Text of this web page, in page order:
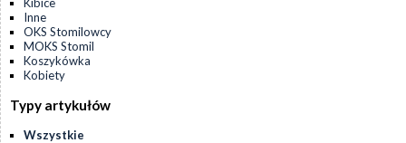
Kibice
Inne
OKS Stomilowcy
MOKS Stomil
Koszykówka
Kobiety
Typy artykułów
Wszystkie